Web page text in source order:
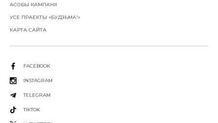
АСОБЫ КАМПАНІІ
УСЕ ПРАЕКТЫ «БУДЗЬМА!»
КАРТА САЙТА
FACEBOOK
INSTAGRAM
TELEGRAM
TIKTOK